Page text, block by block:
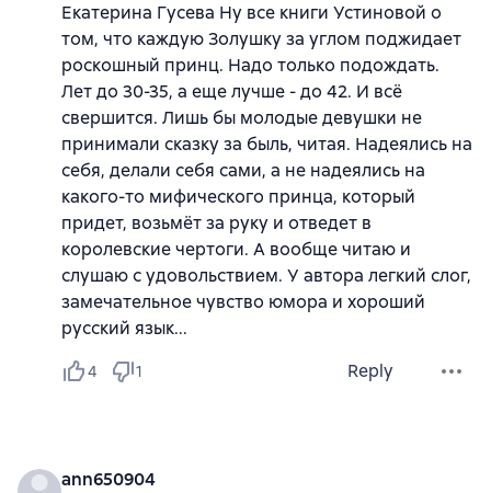
Екатерина Гусева Ну все книги Устиновой о
том, что каждую Золушку за углом поджидает
роскошный принц. Надо только подождать.
Лет до 30-35, а еще лучше - до 42. И всё
свершится. Лишь бы молодые девушки не
принимали сказку за быль, читая. Надеялись на
себя, делали себя сами, а не надеялись на
какого-то мифического принца, который
придет, возьмёт за руку и отведет в
королевские чертоги. А вообще читаю и
слушаю с удовольствием. У автора легкий слог,
замечательное чувство юмора и хороший
русский язык...
4 1 Reply
ann650904